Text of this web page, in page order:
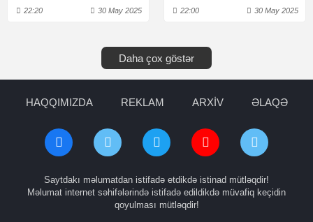
22:20 30 May 2025 22:00 30 May 2025
Daha çox göstər
HAQQIMIZDA REKLAM ARXİV ƏLAQƏ
Saytdakı məlumatdan istifadə etdikdə istinad mütləqdir!
Məlumat internet səhifələrində istifadə edildikdə müvafiq keçidin
qoyulması mütləqdir!